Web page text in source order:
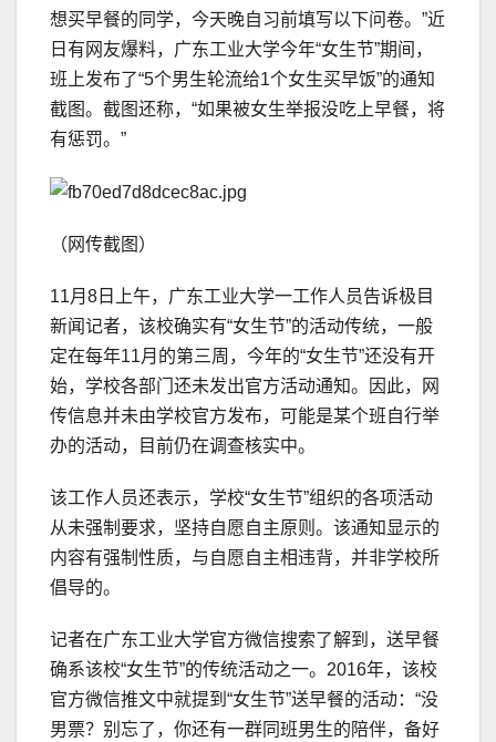
想买早餐的同学，今天晚自习前填写以下问卷。”近
日有网友爆料，广东工业大学今年“女生节”期间，
班上发布了“5个男生轮流给1个女生买早饭”的通知
截图。截图还称，“如果被女生举报没吃上早餐，将
有惩罚。”
（网传截图）
11月8日上午，广东工业大学一工作人员告诉极目
新闻记者，该校确实有“女生节”的活动传统，一般
定在每年11月的第三周，今年的“女生节”还没有开
始，学校各部门还未发出官方活动通知。因此，网
传信息并未由学校官方发布，可能是某个班自行举
办的活动，目前仍在调查核实中。
该工作人员还表示，学校“女生节”组织的各项活动
从未强制要求，坚持自愿自主原则。该通知显示的
内容有强制性质，与自愿自主相违背，并非学校所
倡导的。
记者在广东工业大学官方微信搜索了解到，送早餐
确系该校“女生节”的传统活动之一。2016年，该校
官方微信推文中就提到“女生节”送早餐的活动：“没
男票？别忘了，你还有一群同班男生的陪伴，备好